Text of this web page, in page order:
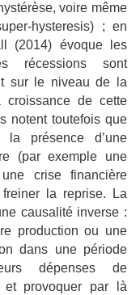
voire même
hysteresis) ; en
(2014) évoque les
récessions sont
sur le niveau de la
croissance de cette
notent toutefois que
présence d’une
(par exemple une
crise financière
la reprise. La
causalité inverse :
production ou une
dans une période
dépenses de
et provoquer par là